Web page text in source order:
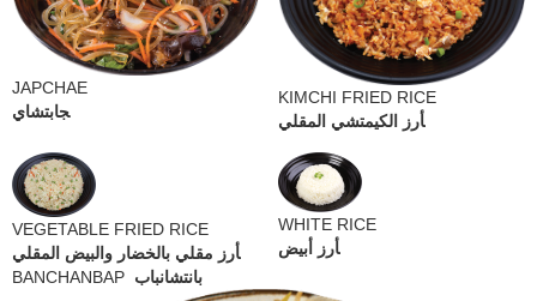
JAPCHAE
جابتشاي
KIMCHI FRIED RICE
أرز الكيمتشي المقلي
VEGETABLE FRIED RICE
أرز مقلي بالخضار والبيض المقلي
WHITE RICE
أرز أبيض
BANCHANBAP بانتشانباب